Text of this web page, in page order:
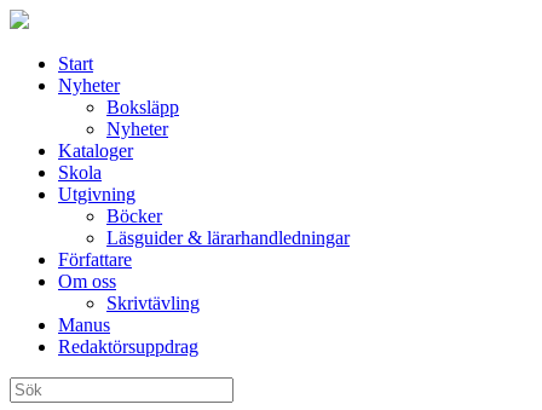
Start
Nyheter
Boksläpp
Nyheter
Kataloger
Skola
Utgivning
Böcker
Läsguider & lärarhandledningar
Författare
Om oss
Skrivtävling
Manus
Redaktörsuppdrag